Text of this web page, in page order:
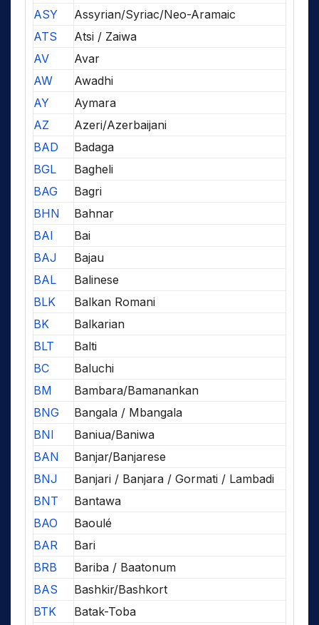
ASY
Assyrian/Syriac/Neo-Aramaic
ATS
Atsi / Zaiwa
AV
Avar
AW
Awadhi
AY
Aymara
AZ
Azeri/Azerbaijani
BAD
Badaga
BGL
Bagheli
BAG
Bagri
BHN
Bahnar
BAI
Bai
BAJ
Bajau
BAL
Balinese
BLK
Balkan Romani
BK
Balkarian
BLT
Balti
BC
Baluchi
BM
Bambara/Bamanankan
BNG
Bangala / Mbangala
BNI
Baniua/Baniwa
BAN
Banjar/Banjarese
BNJ
Banjari / Banjara / Gormati / Lambadi
BNT
Bantawa
BAO
Baoulé
BAR
Bari
BRB
Bariba / Baatonum
BAS
Bashkir/Bashkort
BTK
Batak-Toba